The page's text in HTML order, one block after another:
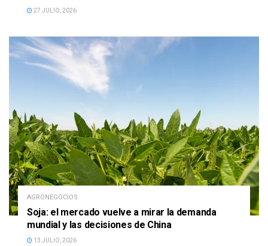
27 JULIO, 2026
AGRONEGOCIOS
Soja: el mercado vuelve a mirar la demanda
mundial y las decisiones de China
13 JULIO, 2026